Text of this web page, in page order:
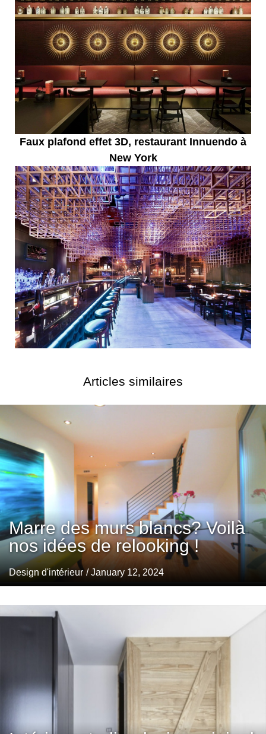
Faux plafond effet 3D, restaurant Innuendo à
New York
Articles similaires
Marre des murs blancs? Voilà
nos idées de relooking !
Design d'intérieur / January 12, 2024